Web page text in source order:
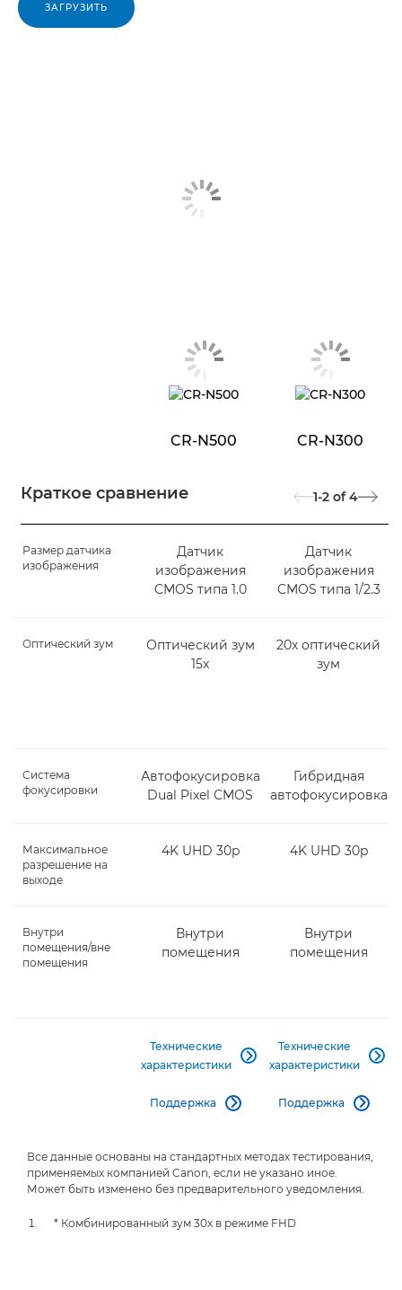
ЗАГРУЗИТЬ
Краткое сравнение
CR-N500 CR-N300
1-2 of 4
Размер датчика
изображения
Датчик
изображения
CMOS типа 1.0
Датчик
изображения
CMOS типа 1/2.3
Оптический зум
Оптический зум
15x
20x оптический
зум
Система
фокусировки
Автофокусировка
Dual Pixel CMOS
Гибридная
автофокусировка
Максимальное
разрешение на
выходе
4K UHD 30p 4K UHD 30p
Внутри
помещения/вне
помещения
Внутри
помещения
Внутри
помещения
Технические
характеристики

Поддержка 
Технические
характеристики

Поддержка 
Все данные основаны на стандартных методах тестирования,
применяемых компанией Canon, если не указано иное.
Может быть изменено без предварительного уведомления.
* Комбинированный зум 30x в режиме FHD